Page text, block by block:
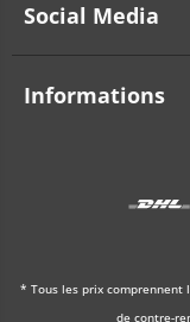
Social Media
Informations
* Tous les prix comprennent
de contre-